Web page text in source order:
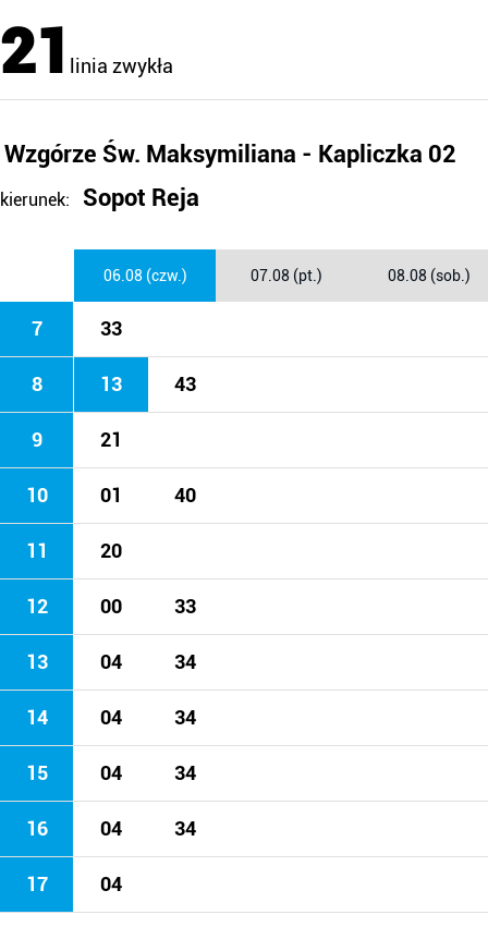
21 linia zwykła
Wzgórze Św. Maksymiliana - Kapliczka 02
kierunek: Sopot Reja
06.08 (czw.) 07.08 (pt.) 08.08 (sob.)
7 33
8 13 43
9 21
10 01 40
11 20
12 00 33
13 04 34
14 04 34
15 04 34
16 04 34
17 04